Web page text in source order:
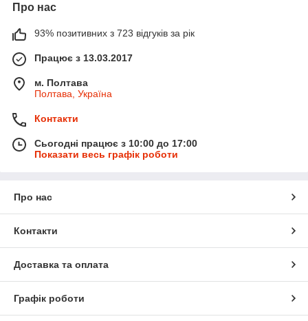
Про нас
93% позитивних з 723 відгуків за рік
Працює з 13.03.2017
м. Полтава
Полтава, Україна
Контакти
Сьогодні працює з 10:00 до 17:00
Показати весь графік роботи
Про нас
Контакти
Доставка та оплата
Графік роботи